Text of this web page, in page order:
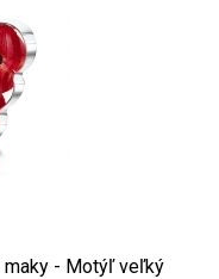
- Motýľ veľký